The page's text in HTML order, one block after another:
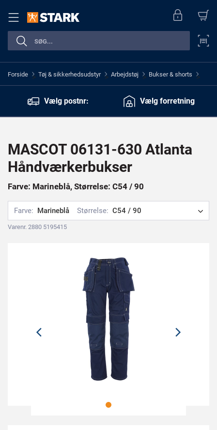
Forside > Tøj & sikkerhedsudstyr > Arbejdstøj > Bukser & shorts >
Vælg postnr: Vælg forretning
MASCOT 06131-630 Atlanta
Håndværkerbukser
Farve: Marineblå, Størrelse: C54 / 90
Farve: Marineblå Størrelse: C54 / 90
Varenr. 2880 5195415